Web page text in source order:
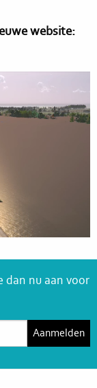
website:
dan nu aan voor